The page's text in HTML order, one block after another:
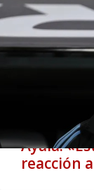
Ayala:
reacción